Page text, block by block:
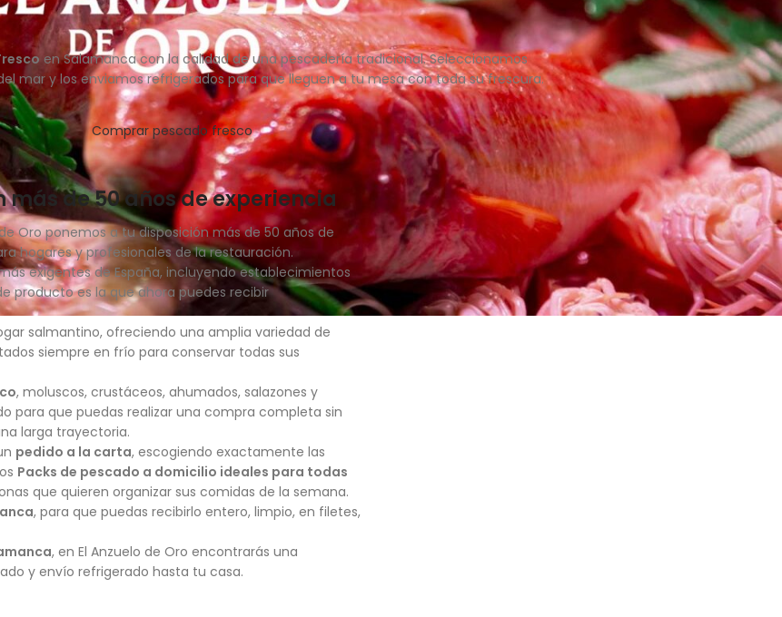
en Salamanca con la calidad de una pescadería tradicional. Seleccionamos
mar y los enviamos refrigerados para que lleguen a tu mesa con toda su frescura.
Comprar pescado fresco
de 50 años de experiencia
Oro ponemos a tu disposición más de 50 años de
hogares y profesionales de la restauración.
exigentes de España, incluyendo establecimientos
producto es la que ahora puedes recibir
salmantino, ofreciendo una amplia variedad de
siempre en frío para conservar todas sus
, moluscos, crustáceos, ahumados, salazones y
para que puedas realizar una compra completa sin
larga trayectoria.
pedido a la carta, escogiendo exactamente las
Packs de pescado a domicilio ideales para todas
que quieren organizar sus comidas de la semana.
, para que puedas recibirlo entero, limpio, en filetes,
, en El Anzuelo de Oro encontrarás una
y envío refrigerado hasta tu casa.